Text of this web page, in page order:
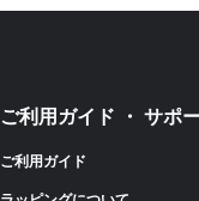
ご利用ガイド ・ サポ
ご利用ガイド